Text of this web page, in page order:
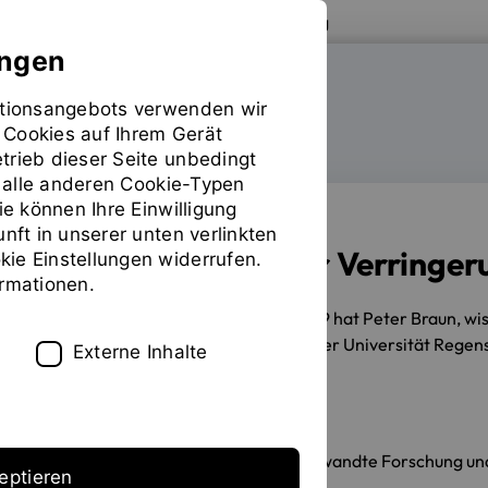
Zur Website der OTH Regensburg
FAKULTÄT MASCHINENBAU
Doktorarbeit über
Am 18. September 2019 hat Peter Braun,
Regensburg, seine Promotion an der Universität
Institut für Angewandte Forschung
verwenden wir
auf Ihrem Gerät
dieser Seite unbedingt
anderen Cookie-Typen
können Ihre Einwilligung
in unserer unten verlinkten
Einstellungen widerrufen.
Externe Inhalte